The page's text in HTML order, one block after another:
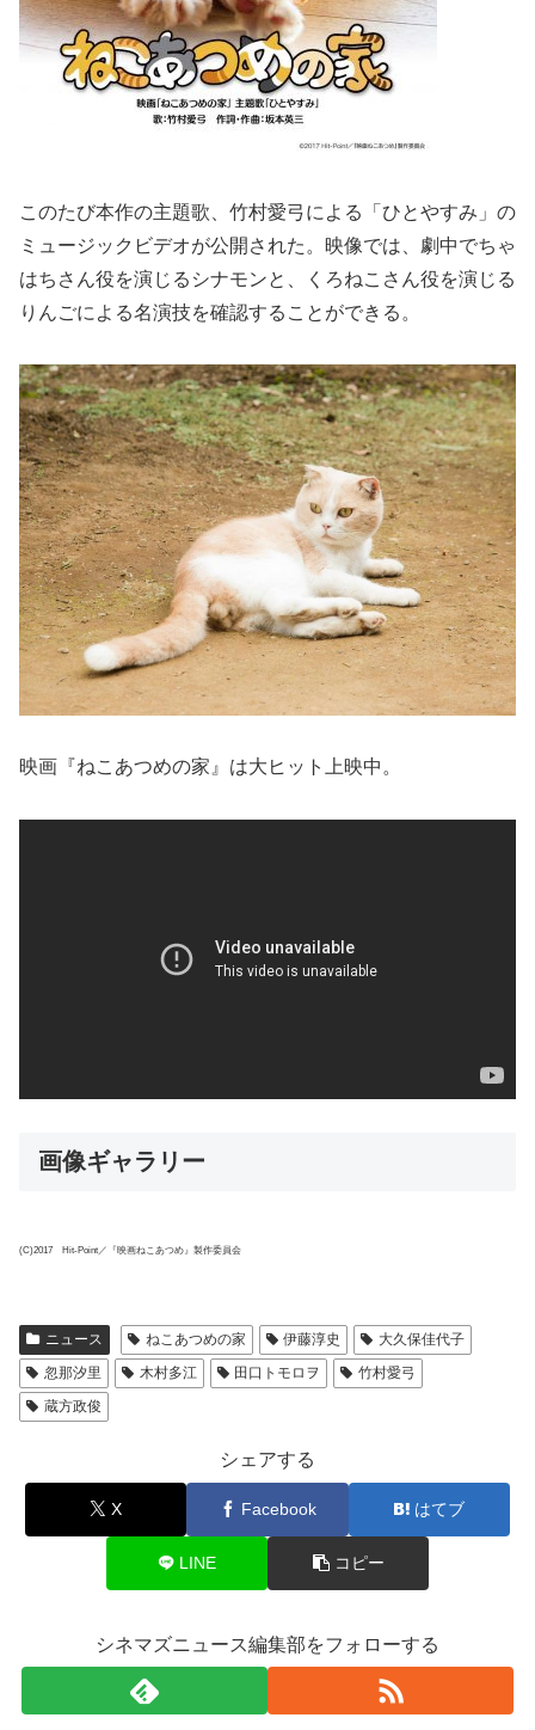
このたび本作の主題歌、竹村愛弓による「ひとやすみ」の
ミュージックビデオが公開された。映像では、劇中でちゃ
はちさん役を演じるシナモンと、くろねこさん役を演じる
りんごによる名演技を確認することができる。
映画『ねこあつめの家』は大ヒット上映中。
画像ギャラリー
(C)2017 Hit-Point／『映画ねこあつめ』製作委員会
ニュース ねこあつめの家 伊藤淳史
大久保佳代子
忽那汐里
木村多江 田口トモロヲ
竹村愛弓
蔵方政俊
シェアする
X Facebook はてブ
LINE コピー
シネマズニュース編集部をフォローする